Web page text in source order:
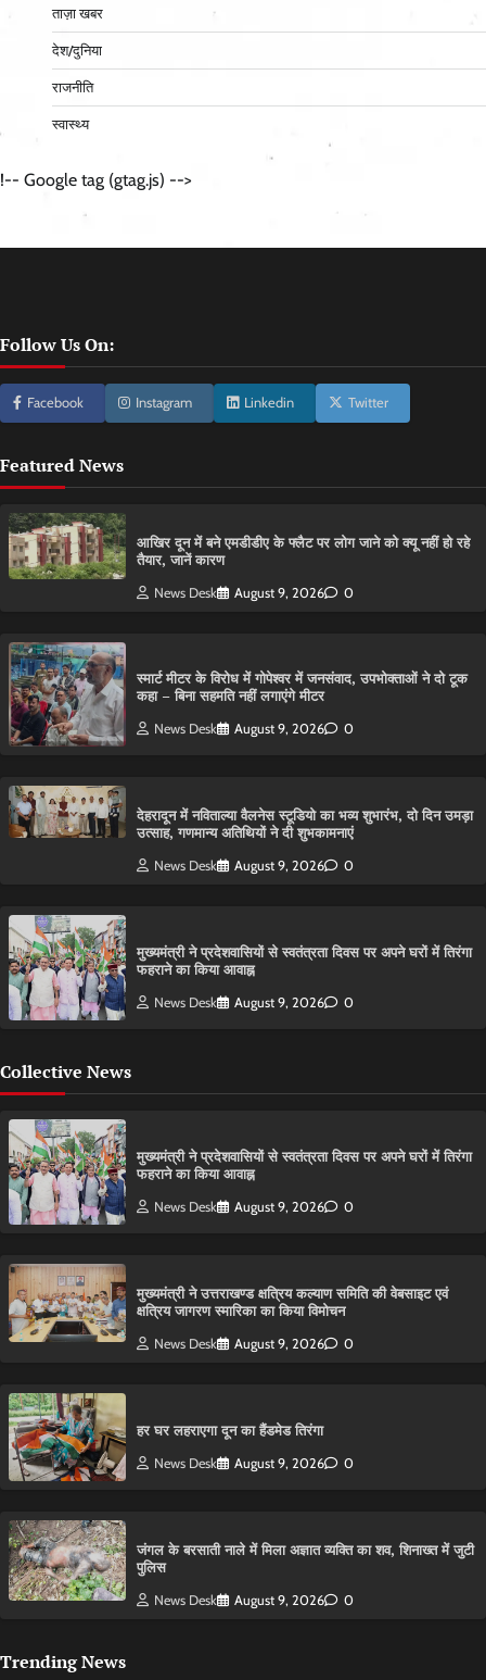
ताज़ा खबर
देश/दुनिया
राजनीति
स्वास्थ्य
!-- Google tag (gtag.js) -->
Follow Us On:
Facebook Instagram Linkedin Twitter
Featured News
आ​खिर दून में बने एमडीडीए के फ्लैट पर लोग जाने को क्यू नहीं हो रहे
तैयार, जानें कारण
News Desk August 9, 2026 0
स्मार्ट मीटर के विरोध में गोपेश्वर में जनसंवाद, उपभोक्ताओं ने दो टूक
कहा – बिना सहमति नहीं लगाएंगे मीटर
News Desk August 9, 2026 0
देहरादून में नविताल्या वैलनेस स्टूडियो का भव्य शुभारंभ, दो दिन उमड़ा
उत्साह, गणमान्य अतिथियों ने दी शुभकामनाएं
News Desk August 9, 2026 0
मुख्यमंत्री ने प्रदेशवासियों से स्वतंत्रता दिवस पर अपने घरों में तिरंगा
फहराने का किया आवाह्न
News Desk August 9, 2026 0
Collective News
मुख्यमंत्री ने प्रदेशवासियों से स्वतंत्रता दिवस पर अपने घरों में तिरंगा
फहराने का किया आवाह्न
News Desk August 9, 2026 0
मुख्यमंत्री ने उत्तराखण्ड क्षत्रिय कल्याण समिति की वेबसाइट एवं
क्षत्रिय जागरण स्मारिका का किया विमोचन
News Desk August 9, 2026 0
हर घर लहराएगा दून का हैंडमेड तिरंगा
News Desk August 9, 2026 0
​जंगल के बरसाती नाले में मिला अज्ञात व्यक्ति का शव, शिनाख्त में जुटी
पुलिस
News Desk August 9, 2026 0
Trending News